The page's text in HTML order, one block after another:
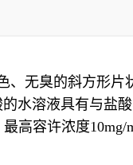
无臭的斜方形片
水溶液具有与盐
高容许浓度10mg/